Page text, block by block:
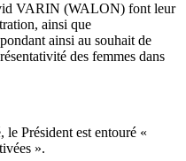
VARIN (WALON) font leur
ainsi que
ainsi au souhait de
des femmes dans
Président est entouré «
».